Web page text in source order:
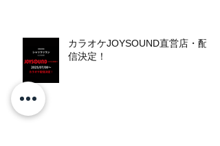
カラオケJOYSOUND直営店・配
信決定！